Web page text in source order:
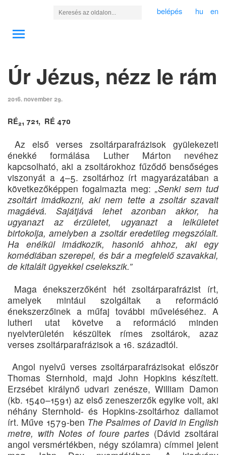
hu en
belépés
Úr Jézus, nézz le rám
2016. november 29.
RÉ21 721, RÉ 470
Az első verses zsoltárparafrázisok gyülekezeti
énekké formálása Luther Márton nevéhez
kapcsolható, aki a zsoltárokhoz fűződő bensőséges
viszonyát a 4–5. zsoltárhoz írt magyarázatában a
következőképpen fogalmazta meg: „Senki sem tud
zsoltárt imádkozni, aki nem tette a zsoltár szavait
magáévá. Sajátjává lehet azonban akkor, ha
ugyanazt az érzületet, ugyanazt a lelkületet
birtokolja, amelyben a zsoltár eredetileg megszólalt.
Ha enélkül imádkozik, hasonló ahhoz, aki egy
komédiában szerepel, és bár a megfelelő szavakkal,
de kitalált ügyekkel cselekszik.”
Maga énekszerzőként hét zsoltárparafrázist írt,
amelyek mintául szolgáltak a reformáció
énekszerzőinek a műfaj további műveléséhez. A
lutheri utat követve a reformáció minden
nyelvterületén készültek rímes zsoltárok, azaz
verses zsoltárparafrázisok a 16. századtól.
Angol nyelvű verses zsoltárparafrázisokat először
Thomas Sternhold, majd John Hopkins készített.
Erzsébet királynő udvari zenésze, William Damon
(kb. 1540–1591) az első zeneszerzők egyike volt, aki
néhány Sternhold- és Hopkins-zsoltárhoz dallamot
írt. Műve 1579-ben The Psalmes of David in English
metre, with Notes of foure partes (Dávid zsoltárai
angol versmértékben, négy szólamra) címmel jelent